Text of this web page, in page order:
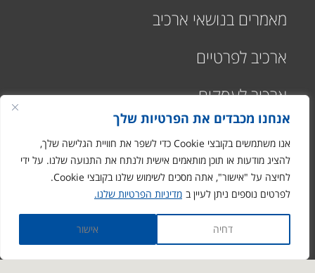
אנחנו מכבדים את הפרטיות שלך
אנו משתמשים בקובצי Cookie כדי לשפר את חוויית הגלישה שלך,
להציג מודעות או תוכן מותאמים אישית ולנתח את התנועה שלנו. על ידי
לחיצה על "אישור", אתה מסכים לשימוש שלנו בקובצי Cookie.
לפרטים נוספים ניתן לעיין ב מדיניות הפרטיות שלנו.
דחיה אישור
מאמרים בנושאי ארכיב
ארכיב לפרטיים
ארכיב לעסקים
רח' התעשיה 1
מבוא חורון
ronen@arciv.co.il